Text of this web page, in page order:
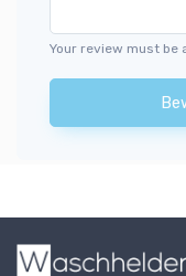
Your review must